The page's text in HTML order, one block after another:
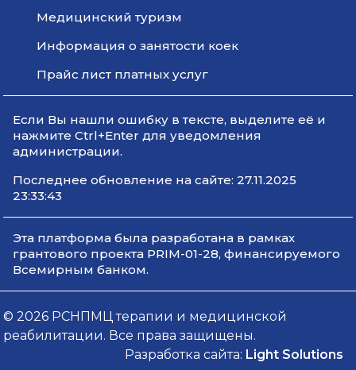
Медицинский туризм
Информация о занятости коек
Прайс лист платных услуг
Если Вы нашли ошибку в тексте, выделите её и
нажмите Ctrl+Enter для уведомления
администрации.
Последнее обновление на сайте: 27.11.2025
23:33:43
Эта платформа была разработана в рамках
грантового проекта PRIM-01-28, финансируемого
Всемирным банком.
© 2026 РСНПМЦ терапии и медицинской
реабилитации. Все права защищены.
Разработка сайта: Light Solutions